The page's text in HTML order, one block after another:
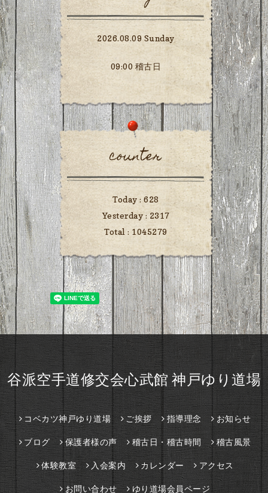
2026.08.09 Sunday
09:00 稽古日
counter
Today :628
Yesterday : 2317
Total : 1045279
谷派空手道修交会心武館 神戸ゆり道場
コベカツ神戸ゆり道場 ご挨拶 指導理念 お知らせ
ブログ 保護者様の声 稽古日・稽古時間 稽古風景
体験教室 入会案内 カレンダー アクセス
お問い合わせ ゆり道場会員ページ